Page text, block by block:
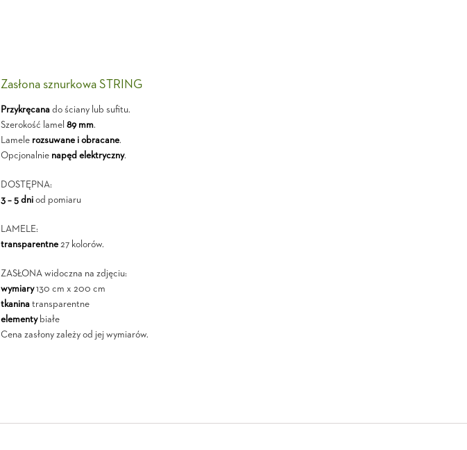
Zasłona sznurkowa STRING
Przykręcanado ściany lub sufitu.
Szerokość lamel 89 mm.
Lamele rozsuwane i obracane.
Opcjonalnie napęd elektryczny.
DOSTĘPNA:
3 – 5 dniod pomiaru
LAMELE:
transparentne27 kolorów.
ZASŁONA widoczna na zdjęciu:
wymiary130 cm x 200 cm
tkaninatransparentne
elementybiałe
Cena zasłony zależy od jej wymiarów.